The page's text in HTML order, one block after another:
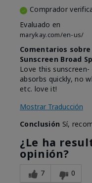
Comprador
Evaluado en
marykay.com/en-us/
Comentarios
Sunscreen Broad
Love this
absorbs quickly, no
etc. love it!
Mostrar Traducción
Conclusión Sí,
¿Le ha
opinión?
7 0